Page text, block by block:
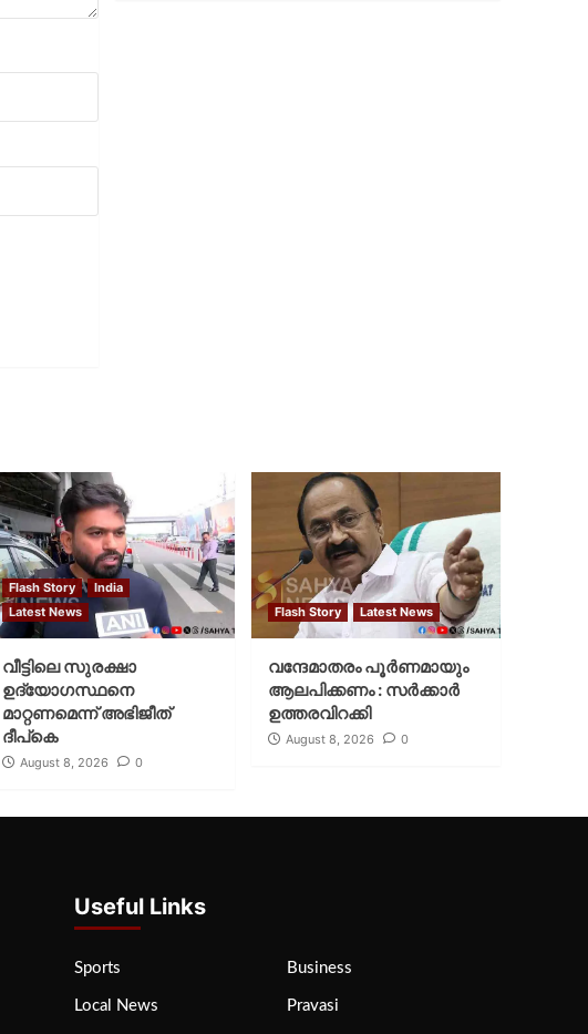
Flash Story
India
Latest News
വീട്ടിലെ സുരക്ഷാ
ഉദ്യോഗസ്ഥനെ
മാറ്റണമെന്ന് അഭിജീത്
ദീപ്‌കെ
August 8, 2026 0
Flash Story Latest News
വന്ദേമാതരം പൂര്‍ണമായും
ആലപിക്കണം : സര്‍ക്കാര്‍
ഉത്തരവിറക്കി
August 8, 2026 0
Useful Links
Sports Business
Local News Pravasi